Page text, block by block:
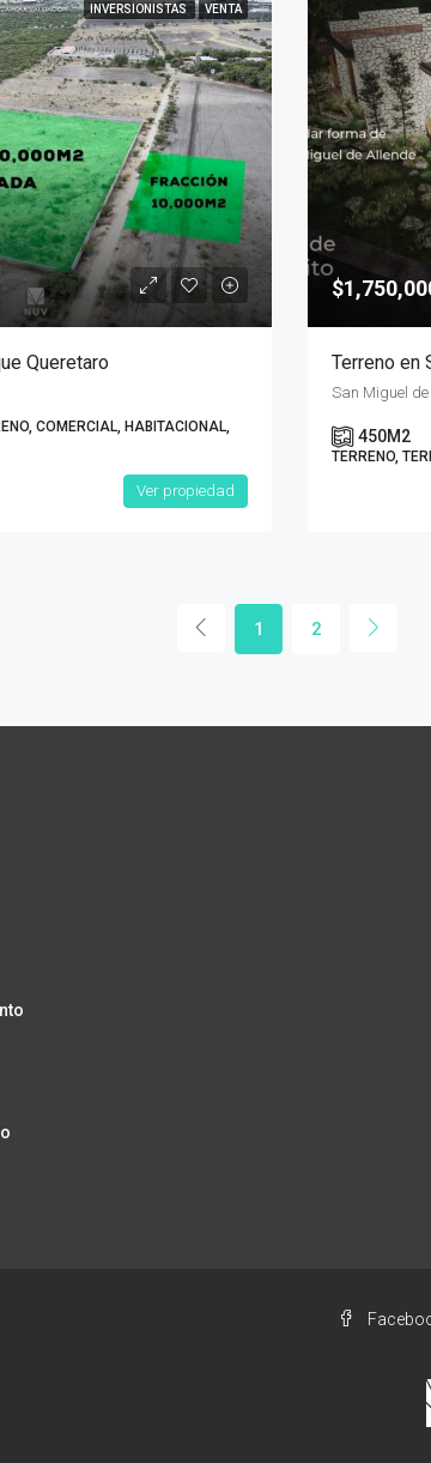
INVERSIONISTAS VENTA
Queretaro
COMERCIAL, HABITACIONAL,
Ver propiedad
Terreno en
San Miguel
450M2
TERRENO,
1 2